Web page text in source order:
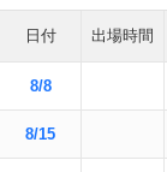
日付 出場時間
8/8
8/15